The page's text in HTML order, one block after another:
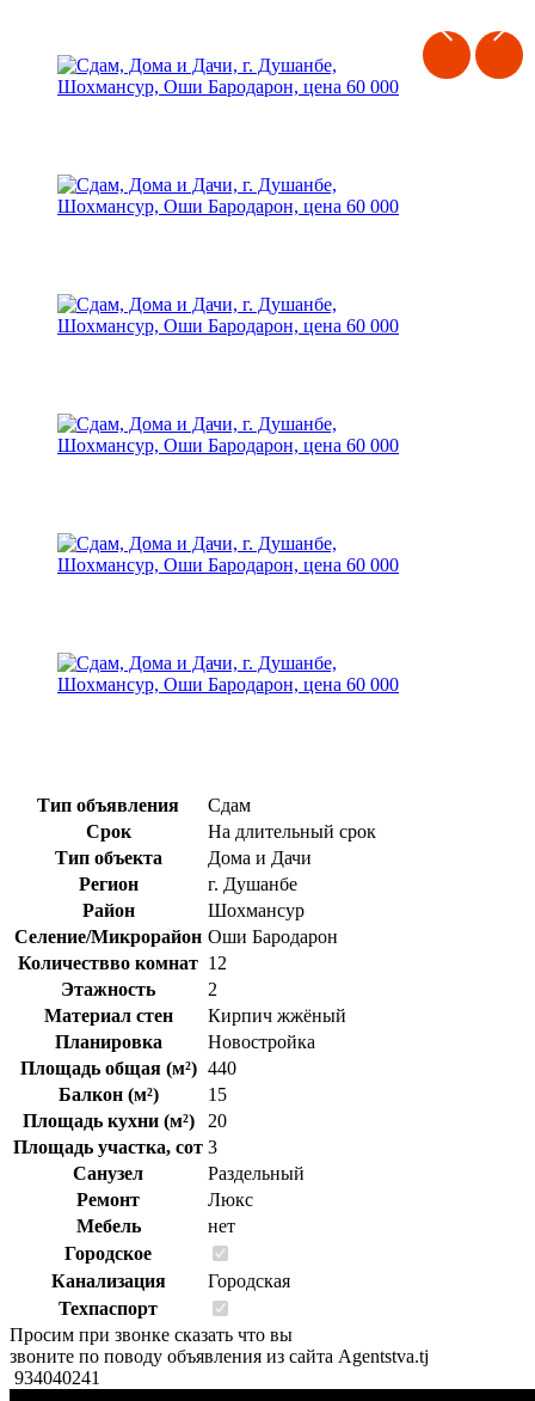
Тип объявления
Сдам
Срок
На длительный срок
Тип объекта
Дома и Дачи
Регион
г. Душанбе
Район
Шохмансур
Селение/Микрорайон Оши Бародарон
Количествво комнат 12
Этажность
2
Материал стен
Кирпич жжёный
Планировка
Новостройка
Площадь общая (м²) 440
Балкон (м²)
15
Площадь кухни (м²)
20
Площадь участка, сот 3
Санузел
Раздельный
Ремонт
Люкс
Мебель
нет
Городское
Канализация
Городская
Техпаспорт
Просим при звонке сказать что вы
звоните по поводу объявления из сайта Agentstva.tj
934040241